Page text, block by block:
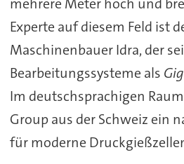
Experte auf diesem Feld ist
Maschinenbauer Idra, der
Bearbeitungssysteme als
Im deutschsprachigen
Group aus der Schweiz ein
für moderne